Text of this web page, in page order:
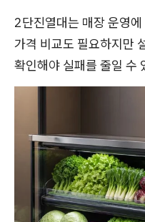
2단진열대는 매장 운영
가격 비교도 필요하지만
확인해야 실패를 줄일 수